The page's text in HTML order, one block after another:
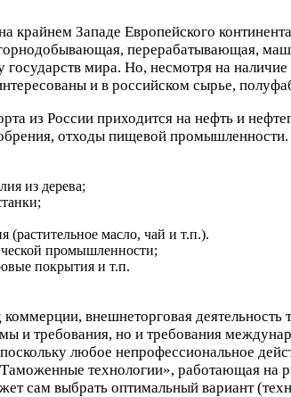
крайнем Западе Европейского
перерабатывающая,
государств мира. Но, несмотря на
и в российском сырье,
из России приходится на нефть и
отходы пищевой
из дерева;
(растительное масло, чай и т.п.).
промышленности;
покрытия и т.п.
внешнеторговая деятельность
и требования, но и требования
любое непрофессиональное
технологии», работающая на
сам выбрать оптимальный вариант